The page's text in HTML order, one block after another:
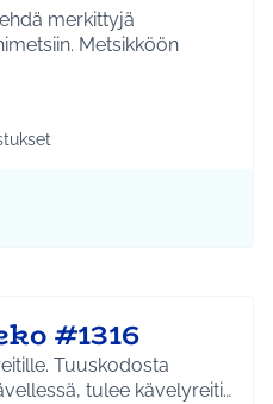
merkittyjä
Metsikköön
Hyrylä
mukaan: Liikunta ja
#1316
Tuuskodosta
tulee kävelyreiti…